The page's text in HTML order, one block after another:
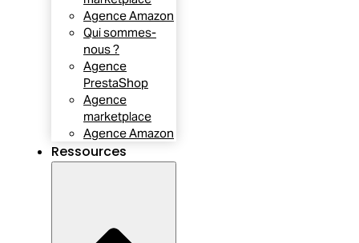
Agence Amazon
Qui sommes-
nous ?
Agence
PrestaShop
Agence
marketplace
Agence Amazon
Ressources